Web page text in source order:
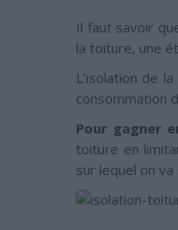
Il faut savoir
la toiture, une
L’isolation de
consommation
Pour gagner
toiture en
sur lequel on